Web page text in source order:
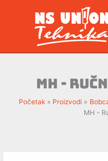
MH -
Početak Proizvodi
MH -